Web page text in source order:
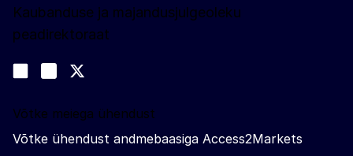
Kaubanduse ja majandusjulgeoleku
peadirektoraat
Join us on LinkedIn
Trade-Off podcast
Võtke meiega ühendust
Võtke ühendust andmebaasiga Access2Markets